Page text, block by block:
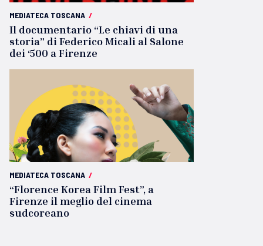
MEDIATECA TOSCANA /
Il documentario “Le chiavi di una
storia” di Federico Micali al Salone
dei ‘500 a Firenze
MEDIATECA TOSCANA /
“Florence Korea Film Fest”, a
Firenze il meglio del cinema
sudcoreano